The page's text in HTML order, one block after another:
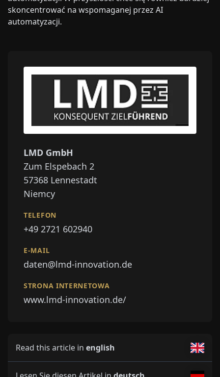
skoncentrować na wspomaganej przez AI
automatyzacji.
LMD GmbH
Zum Elspebach 2
57368 Lennestadt
Niemcy
TELEFON
+49 2721 602940
E-MAIL
daten@lmd-innovation.de
STRONA INTERNETOWA
www.lmd-innovation.de/
Read this article in english